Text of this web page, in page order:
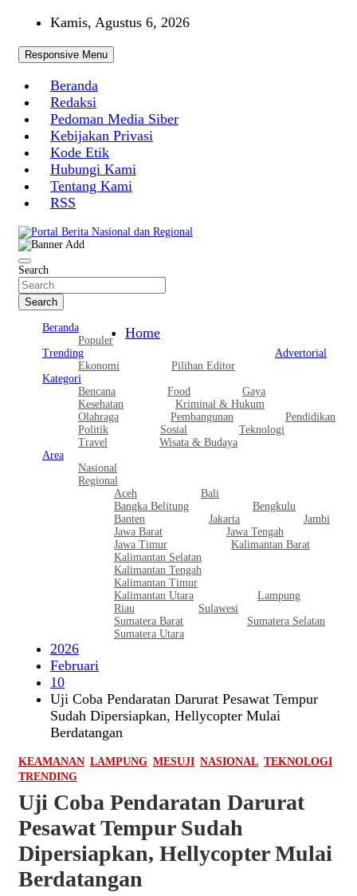
content
Kamis, Agustus 6, 2026
Responsive Menu
Beranda
Redaksi
Pedoman Media Siber
Kebijakan Privasi
Kode Etik
Hubungi Kami
Tentang Kami
RSS
Portal Berita Nasional dan Regional
Search
Search
Beranda
Populer
Trending
Ekonomi
Pilihan Editor
Advertorial
Kategori
Bencana
Food
Gaya
Kesehatan
Kriminal & Hukum
Olahraga
Pembangunan
Pendidikan
Politik
Sosial
Teknologi
Travel
Wisata & Budaya
Area
Nasional
Regional
Aceh
Bali
Bangka Belitung
Bengkulu
Banten
Jakarta
Jambi
Jawa Barat
Jawa Tengah
Jawa Timur
Kalimantan Barat
Kalimantan Selatan
Kalimantan Tengah
Kalimantan Timur
Kalimantan Utara
Lampung
Riau
Sulawesi
Sumatera Barat
Sumatera Selatan
Sumatera Utara
Home
2026
Februari
10
Uji Coba Pendaratan Darurat Pesawat Tempur
Sudah Dipersiapkan, Hellycopter Mulai
Berdatangan
KEAMANAN LAMPUNG MESUJI NASIONAL TEKNOLOGI
TRENDING
Uji Coba Pendaratan Darurat
Pesawat Tempur Sudah
Dipersiapkan, Hellycopter Mulai
Berdatangan